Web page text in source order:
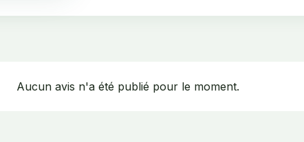
Aucun avis n'a été publié pour le moment.